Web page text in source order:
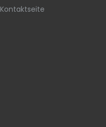
Kontaktseite